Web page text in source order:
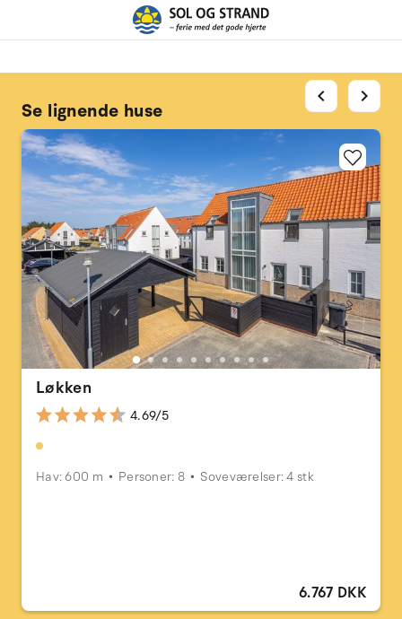
Se lignende huse
Løkken
4.69/5
Hav: 600 m Personer: 8 Soveværelser: 4 stk
6.767 DKK
chevron_left chevron_right